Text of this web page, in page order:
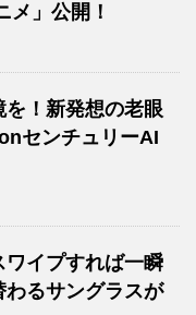
メ」公開！
！新発想の老眼
センチュリーAI
イプすれば一瞬
るサングラスが